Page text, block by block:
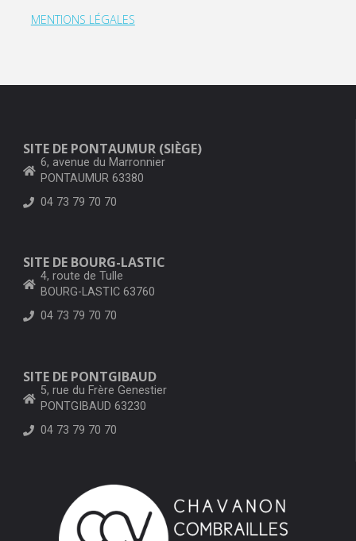
MENTIONS LÉGALES
SITE DE PONTAUMUR (SIÈGE)
6, avenue du Marronnier
PONTAUMUR 63380
04 73 79 70 70
SITE DE BOURG-LASTIC
4, route de Tulle
BOURG-LASTIC 63760
04 73 79 70 70
SITE DE PONTGIBAUD
5, rue du Frère Genestier
PONTGIBAUD 63230
04 73 79 70 70